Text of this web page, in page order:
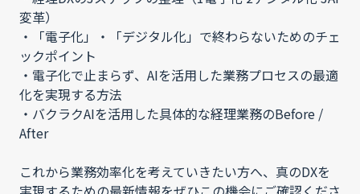
変革）
・「電子化」・「デジタル化」で終わらないためのチェ
ックポイント
・電子化で止まらず、AIを活用した業務プロセスの最適
化を実現する方法
・バクラクAIを活用した具体的な経理業務のBefore /
After
これから業務効率化を考えていきたい方へ、真のDXを